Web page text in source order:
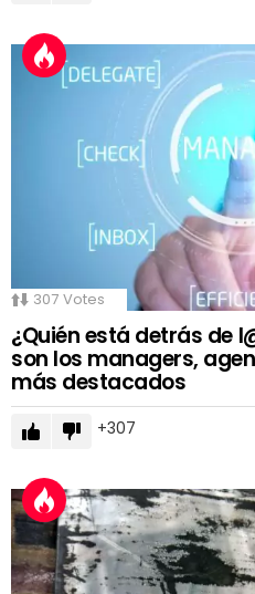
307 Votes
¿Quién está detrás de
son los managers,
más destacados
307